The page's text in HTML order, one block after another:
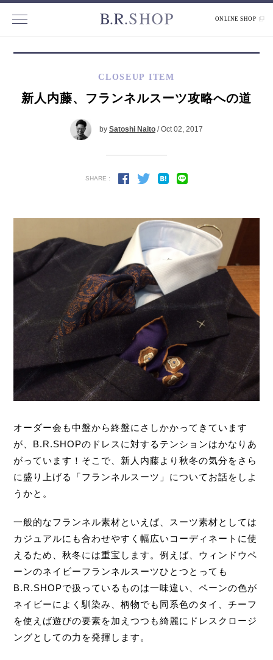
ONLINE SHOP
CLOSEUP ITEM
新人内藤、フランネルスーツ攻略への道
by Satoshi Naito / Oct 02, 2017
SHARE :
オーダー会も中盤から終盤にさしかかってきています
が、B.R.SHOPのドレスに対するテンションはかなりあ
がっています！そこで、新人内藤より秋冬の気分をさら
に盛り上げる「フランネルスーツ」についてお話をしよ
うかと。
一般的なフランネル素材といえば、スーツ素材としては
カジュアルにも合わせやすく幅広いコーディネートに使
えるため、秋冬には重宝します。例えば、ウィンドウペ
ーンのネイビーフランネルスーツひとつとっても
B.R.SHOPで扱っているものは一味違い、ペーンの色が
ネイビーによく馴染み、柄物でも同系色のタイ、チーフ
を使えば遊びの要素を加えつつも綺麗にドレスクロージ
ングとしての力を発揮します。